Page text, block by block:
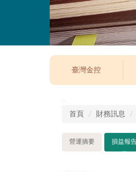
臺灣金控
首頁 財務訊息
營運摘要 損益報